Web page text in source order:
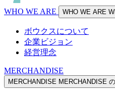
WHO WE ARE WHO WE ARE
ボウクスについて
企業ビジョン
経営理念
MERCHANDISE
MERCHANDISE MERCHANDISE